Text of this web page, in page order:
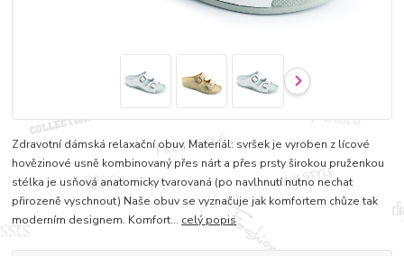
Zdravotní dámská relaxační obuv. Materiál: svršek je vyroben z lícové
hovězinové usně kombinovaný přes nárt a přes prsty širokou pruženkou
stélka je usňová anatomicky tvarovaná (po navlhnutí nutno nechat
přirozeně vyschnout) Naše obuv se vyznačuje jak komfortem chůze tak
moderním designem. Komfort... celý popis